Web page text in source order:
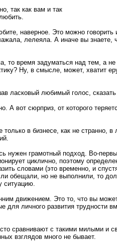
так как вам и так
наверное. Это можно говорить
лелеяла. А иначе вы знаете,
то время задуматься над тем, а
Ну, в смысле, может, хватит
ласковый любимый голос, сказать
А вот сюрприз, от которого
в бизнесе, как не странно,
нужен грамотный подход. Во-
циклично, поэтому
словами (это временно, и
обещали, но не выполнили, то
ситуацию.
движением. Это то, что вы
для личного развития трудности
сравнивают с такими милыми и
взглядов много не бывает.